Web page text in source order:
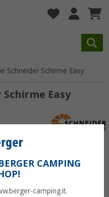
Schneider Schirme Easy
Easy
CAMPING
camping.it.